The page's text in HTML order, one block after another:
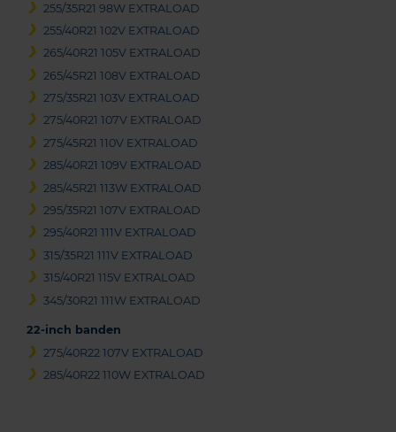
255/35R21 98W EXTRALOAD
255/40R21 102V EXTRALOAD
265/40R21 105V EXTRALOAD
265/45R21 108V EXTRALOAD
275/35R21 103V EXTRALOAD
275/40R21 107V EXTRALOAD
275/45R21 110V EXTRALOAD
285/40R21 109V EXTRALOAD
285/45R21 113W EXTRALOAD
295/35R21 107V EXTRALOAD
295/40R21 111V EXTRALOAD
315/35R21 111V EXTRALOAD
315/40R21 115V EXTRALOAD
345/30R21 111W EXTRALOAD
22-inch banden
275/40R22 107V EXTRALOAD
285/40R22 110W EXTRALOAD